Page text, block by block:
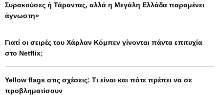
Συρακούσες ή Τάραντας, αλλά η Μεγάλη Ελλάδα παραμένει
άγνωστη»
Γιατί οι σειρές του Χάρλαν Κόμπεν γίνονται πάντα επιτυχία
στο Netflix;
Yellow flags στις σχέσεις: Τι είναι και πότε πρέπει να σε
προβληματίσουν